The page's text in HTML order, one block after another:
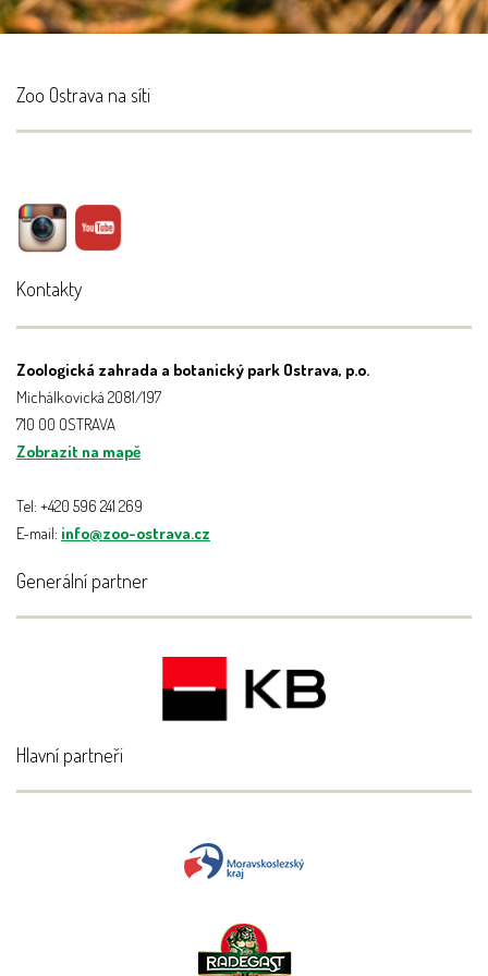
Zoo Ostrava na síti
Kontakty
Zoologická zahrada a botanický park Ostrava, p.o.
Michálkovická 2081/197
710 00 OSTRAVA
Zobrazit na mapě
Tel: +420 596 241 269
E-mail: info@zoo-ostrava.cz
Generální partner
Hlavní partneři